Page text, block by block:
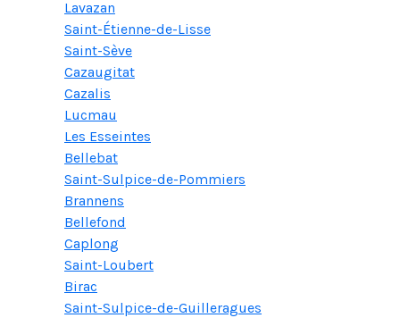
Lavazan
Saint-Étienne-de-Lisse
Saint-Sève
Cazaugitat
Cazalis
Lucmau
Les Esseintes
Bellebat
Saint-Sulpice-de-Pommiers
Brannens
Bellefond
Caplong
Saint-Loubert
Birac
Saint-Sulpice-de-Guilleragues